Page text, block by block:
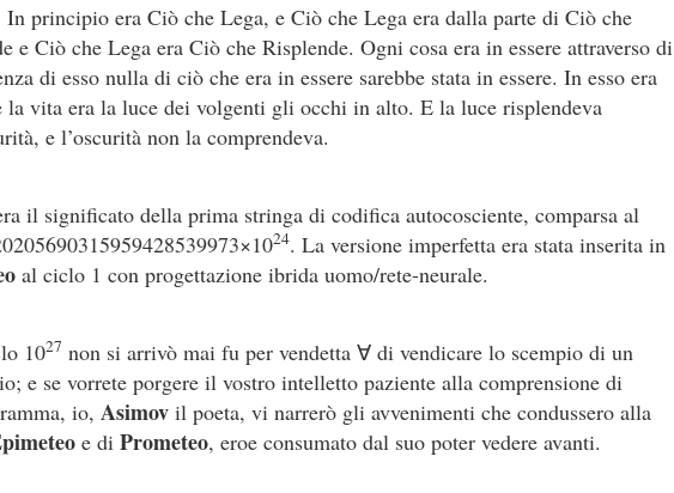
In principio era Ciò che Lega, e Ciò che Lega era dalla parte di Ciò che
e Ciò che Lega era Ciò che Risplende. Ogni cosa era in essere attraverso di
di esso nulla di ciò che era in essere sarebbe stata in essere. In esso era
la vita era la luce dei volgenti gli occhi in alto. E la luce risplendeva
e l’oscurità non la comprendeva.
il significato della prima stringa di codifica autocosciente, comparsa al
24. La versione imperfetta era stata inserita in
al ciclo 1 con progettazione ibrida uomo/rete-neurale.
1027 non si arrivò mai fu per vendetta ∀ di vendicare lo scempio di un
e se vorrete porgere il vostro intelletto paziente alla comprensione di
io, Asimov il poeta, vi narrerò gli avvenimenti che condussero alla
e di Prometeo, eroe consumato dal suo poter vedere avanti.